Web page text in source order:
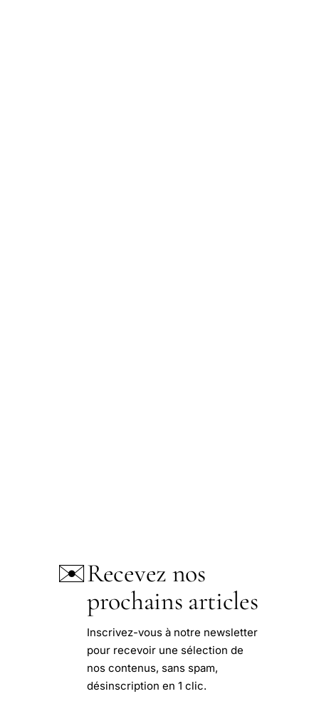
✉️Recevez nos
prochains articles
Inscrivez-vous à notre newsletter
pour recevoir une sélection de
nos contenus, sans spam,
désinscription en 1 clic.